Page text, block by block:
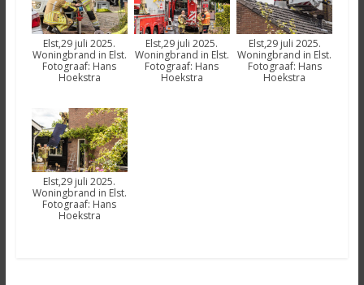
Elst,29 juli 2025.
Woningbrand in Elst.
Fotograaf: Hans
Hoekstra
Elst,29 juli 2025.
Woningbrand in Elst.
Fotograaf: Hans
Hoekstra
Elst,29 juli 2025.
Woningbrand in Elst.
Fotograaf: Hans
Hoekstra
Elst,29 juli 2025.
Woningbrand in Elst.
Fotograaf: Hans
Hoekstra